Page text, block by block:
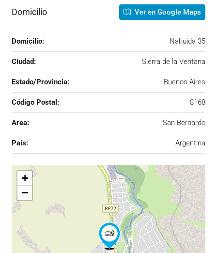
Domicilio Ver en Google Maps
Domicilio: Nahuida 35
Ciudad: Sierra de la Ventana
Estado/Provincia: Buenos Aires
Código Postal: 8168
Area: San Bernardo
País: Argentina
+
−